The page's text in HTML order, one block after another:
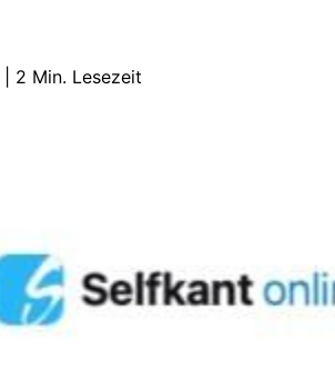
2 Min. Lesezeit